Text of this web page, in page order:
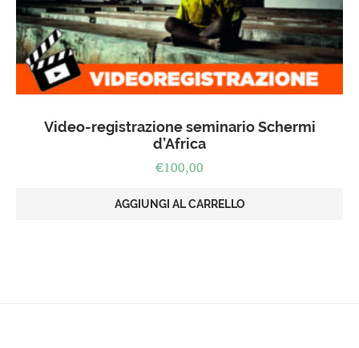
Video-registrazione seminario Schermi
d’Africa
€100,00
AGGIUNGI AL CARRELLO